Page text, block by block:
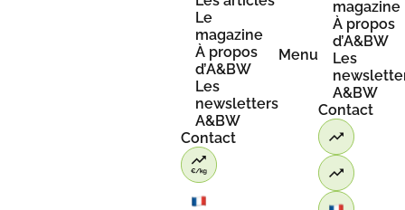
Le
magazine
À propos
d’A&BW
Les
newsletters
A&BW
Contact
Menu
magazine
À propos
d’A&BW
Les
A&BW
Contact